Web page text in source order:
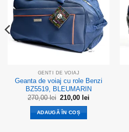
GENTI DE VOIAJ
Geanta de voiaj cu role Benzi
BZ5519, BLEUMARIN
270,00lei Prețul
inițial
a
fost:
270,00 lei.
210,00 lei
ADAUGĂ ÎN COȘ